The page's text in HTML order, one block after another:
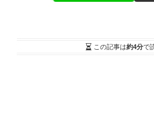
この記事は約4分で